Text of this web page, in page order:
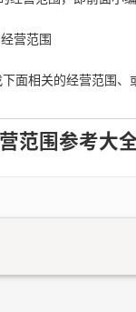
营范围
面相关的经营范围、
范围参考大